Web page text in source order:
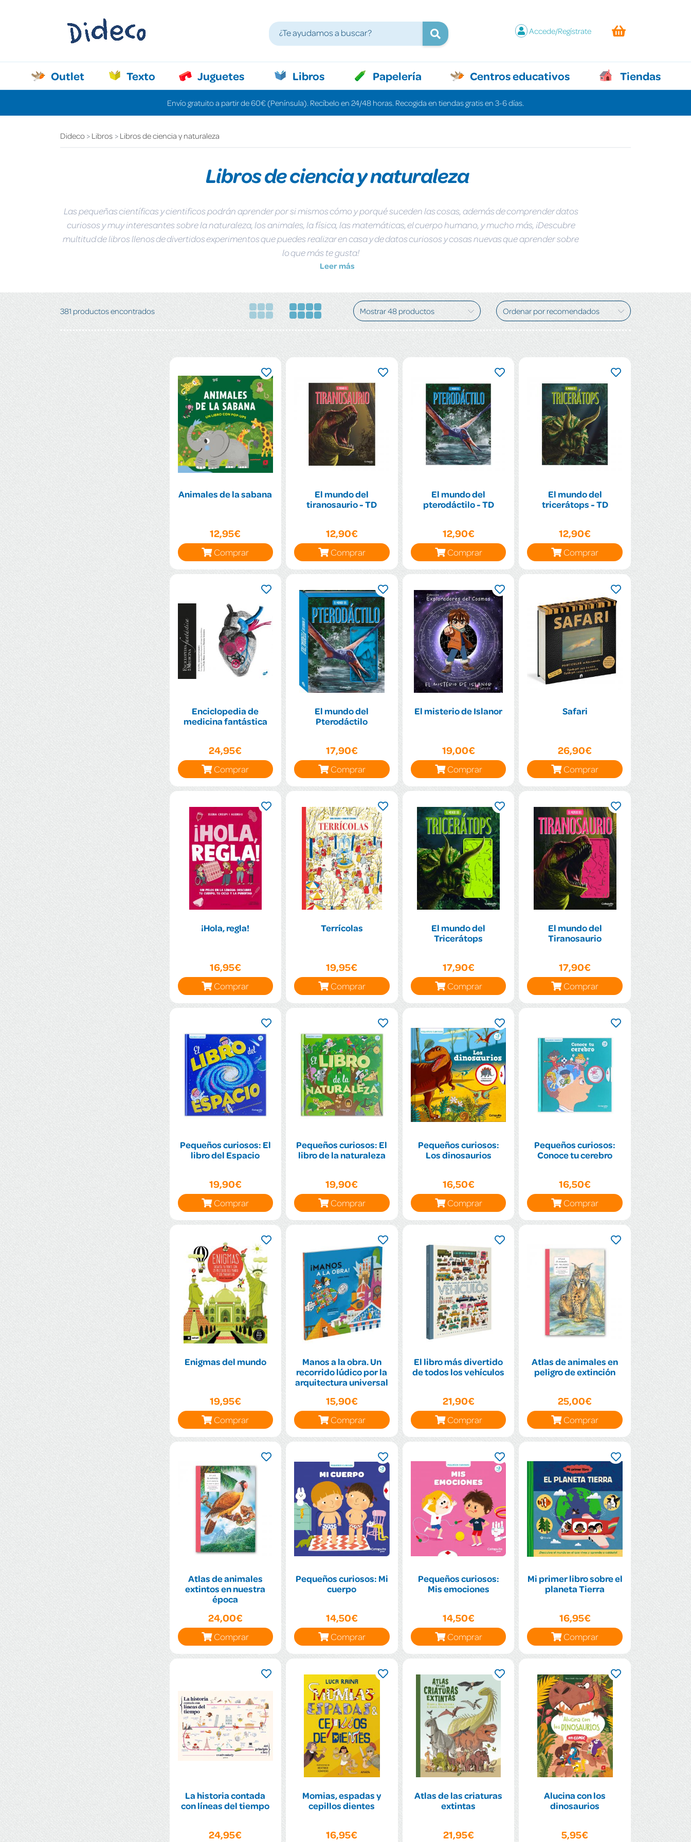
Accede/Regístrate
Outlet Texto Juguetes Libros Papelería Centros educativos Tiendas
Envío gratuito a partir de 60€ (Península). Recíbelo en 24/48 horas. Recogida en tiendas gratis en 3-6 días.
Dideco Libros Libros de ciencia y naturaleza
Libros de ciencia y naturaleza
Las pequeñas científicas y cientificos podrán aprender por si mismos cómo y porqué suceden las cosas, además de comprender datos
curiosos y muy interesantes sobre la naturaleza, los animales, la física, las matemáticas, el cuerpo humano, y mucho más, ¡Descubre
multitud de libros llenos de divertidos experimentos que puedes realizar en casa y de datos curiosos y cosas nuevas que aprender sobre
lo que más te gusta!
Leer más
381 productos encontrados
Animales de la sabana
12,95€
Comprar
El mundo del
tiranosaurio - TD
12,90€
Comprar
El mundo del
pterodáctilo - TD
12,90€
Comprar
El mundo del
tricerátops - TD
12,90€
Comprar
Enciclopedia de
medicina fantástica
24,95€
Comprar
El mundo del
Pterodáctilo
17,90€
Comprar
El misterio de Islanor
19,00€
Comprar
Safari
26,90€
Comprar
¡Hola, regla!
16,95€
Comprar
Terrícolas
19,95€
Comprar
El mundo del
Tricerátops
17,90€
Comprar
El mundo del
Tiranosaurio
17,90€
Comprar
Pequeños curiosos: El
libro del Espacio
19,90€
Comprar
Pequeños curiosos: El
libro de la naturaleza
19,90€
Comprar
Pequeños curiosos:
Los dinosaurios
16,50€
Comprar
Pequeños curiosos:
Conoce tu cerebro
16,50€
Comprar
Enigmas del mundo
19,95€
Comprar
Manos a la obra. Un
recorrido lúdico por la
arquitectura universal
15,90€
Comprar
El libro más divertido
de todos los vehículos
21,90€
Comprar
Atlas de animales en
peligro de extinción
25,00€
Comprar
Atlas de animales
extintos en nuestra
época
24,00€
Comprar
Pequeños curiosos: Mi
cuerpo
14,50€
Comprar
Pequeños curiosos:
Mis emociones
14,50€
Comprar
Mi primer libro sobre el
planeta Tierra
16,95€
Comprar
La historia contada
con líneas del tiempo
24,95€
Momias, espadas y
cepillos dientes
16,95€
Atlas de las criaturas
extintas
21,95€
Alucina con los
dinosaurios
5,95€